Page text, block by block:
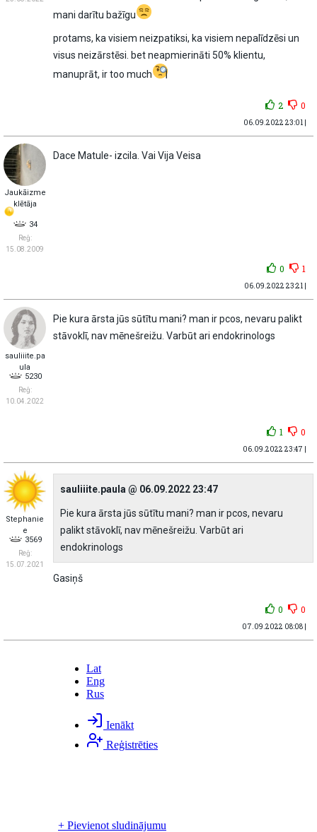
mani darītu bažīgu
protams, ka visiem neizpatiksi, ka visiem nepalīdzēsi un
visus neizārstēsi. bet neapmierināti 50% klientu,
manuprāt, ir too much
2 0
06.09.2022 23:01 |
Jaukāizme
klētāja
34
Reģ:
15.08.2009
Dace Matule- izcila. Vai Vija Veisa
0 1
06.09.2022 23:21 |
sauliiite.pa
ula
5230
Reģ:
10.04.2022
Pie kura ārsta jūs sūtītu mani? man ir pcos, nevaru palikt
stāvoklī, nav mēnešreižu. Varbūt ari endokrinologs
1 0
06.09.2022 23:47 |
Stephanie
e
3569
Reģ:
15.07.2021
sauliiite.paula @ 06.09.2022 23:47
Pie kura ārsta jūs sūtītu mani? man ir pcos, nevaru
palikt stāvoklī, nav mēnešreižu. Varbūt ari
endokrinologs
Gasiņš
0 0
07.09.2022 08:08 |